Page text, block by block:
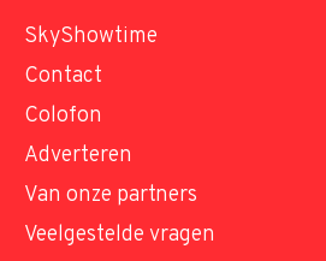
SkyShowtime
Contact
Colofon
Adverteren
Van onze partners
Veelgestelde vragen